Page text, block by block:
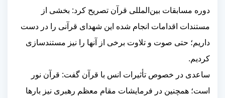
دوره مسابقات بین‌المللی قرآن تصریح کرد: بخشی از
مستندات اقدامات انجام شده این شهدای قرآنی را در دست
داریم؛ حتی صوت و تلاوت برخی از آنها را نیز مستندسازی
کردیم.
ساعدی در خصوص تأثیرات انس با قرآن گفت: قرآن نور
است؛ همچنین در فرمایشات مقام معظم رهبری نیز بارها